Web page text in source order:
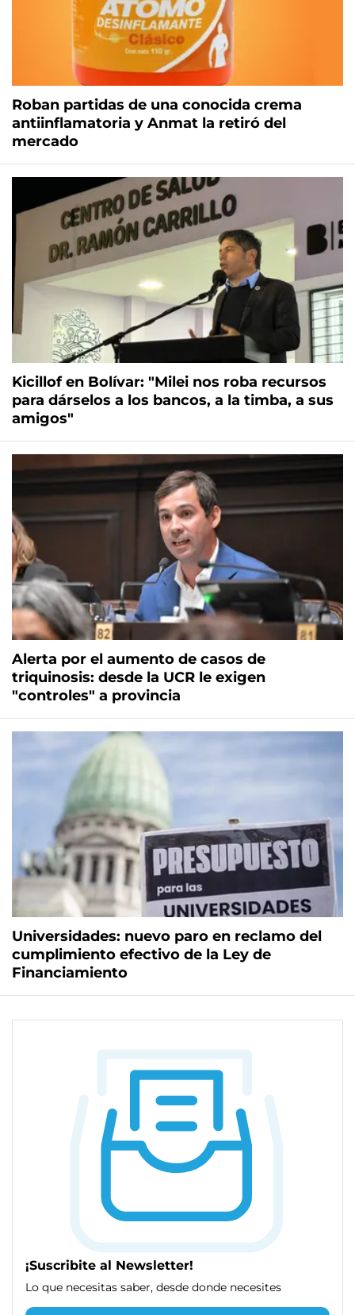
Roban partidas de una conocida crema
antiinflamatoria y Anmat la retiró del
mercado
Kicillof en Bolívar: "Milei nos roba recursos
para dárselos a los bancos, a la timba, a sus
amigos"
Alerta por el aumento de casos de
triquinosis: desde la UCR le exigen
"controles" a provincia
Universidades: nuevo paro en reclamo del
cumplimiento efectivo de la Ley de
Financiamiento
¡Suscribite al Newsletter!
Lo que necesitas saber, desde donde necesites